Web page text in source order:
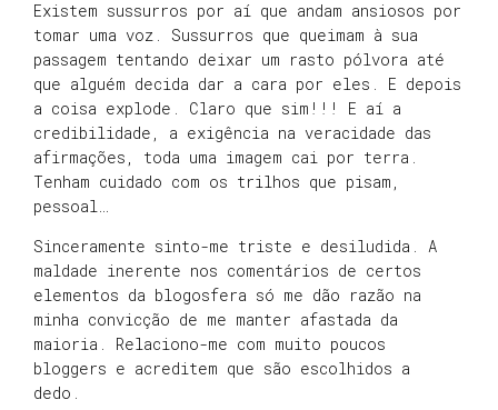
Existem sussurros por aí que andam ansiosos por
tomar uma voz. Sussurros que queimam à sua
passagem tentando deixar um rasto pólvora até
que alguém decida dar a cara por eles. E depois
a coisa explode. Claro que sim!!! E aí a
credibilidade, a exigência na veracidade das
afirmações, toda uma imagem cai por terra.
Tenham cuidado com os trilhos que pisam,
pessoal…
Sinceramente sinto-me triste e desiludida. A
maldade inerente nos comentários de certos
elementos da blogosfera só me dão razão na
minha convicção de me manter afastada da
maioria. Relaciono-me com muito poucos
bloggers e acreditem que são escolhidos a
dedo.